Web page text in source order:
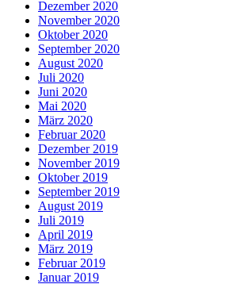
Dezember 2020
November 2020
Oktober 2020
September 2020
August 2020
Juli 2020
Juni 2020
Mai 2020
März 2020
Februar 2020
Dezember 2019
November 2019
Oktober 2019
September 2019
August 2019
Juli 2019
April 2019
März 2019
Februar 2019
Januar 2019